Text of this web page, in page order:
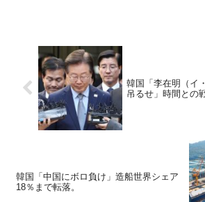
韓国「李在明（イ
吊るせ」時間との
韓国「中国にボロ負け」造船世界シェア
18％まで転落。